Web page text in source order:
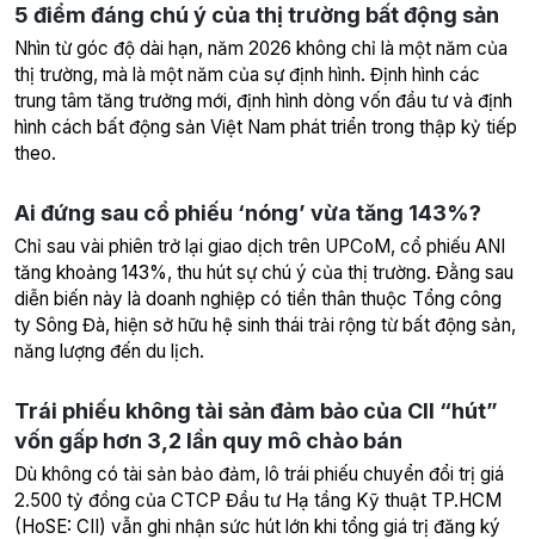
5 điểm đáng chú ý của thị trường bất động sản
Nhìn từ góc độ dài hạn, năm 2026 không chỉ là một năm của
thị trường, mà là một năm của sự định hình. Định hình các
trung tâm tăng trưởng mới, định hình dòng vốn đầu tư và định
hình cách bất động sản Việt Nam phát triển trong thập kỷ tiếp
theo.
Ai đứng sau cổ phiếu ‘nóng’ vừa tăng 143%?
Chỉ sau vài phiên trở lại giao dịch trên UPCoM, cổ phiếu ANI
tăng khoảng 143%, thu hút sự chú ý của thị trường. Đằng sau
diễn biến này là doanh nghiệp có tiền thân thuộc Tổng công
ty Sông Đà, hiện sở hữu hệ sinh thái trải rộng từ bất động sản,
năng lượng đến du lịch.
Trái phiếu không tài sản đảm bảo của CII “hút”
vốn gấp hơn 3,2 lần quy mô chào bán
Dù không có tài sản bảo đảm, lô trái phiếu chuyển đổi trị giá
2.500 tỷ đồng của CTCP Đầu tư Hạ tầng Kỹ thuật TP.HCM
(HoSE: CII) vẫn ghi nhận sức hút lớn khi tổng giá trị đăng ký